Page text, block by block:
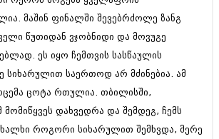
(304)
(352)
2013 (204)
(334)
(295)
2012 (350)
2012 (264)
(322)
მაშინ ფინალში შევებრძოლე ზანგ
წუთიდან ვჯობნიდი და მოვუგე
ეს იყო ჩემთვის სასწაულის
სიხარულით საერთოდ არ მძინებია. ამ
ცოტა რთულია. თბილისში,
დახვედრა და შემდეგ, ჩემს
როგორი სიხარულით შემხვდა, მერე